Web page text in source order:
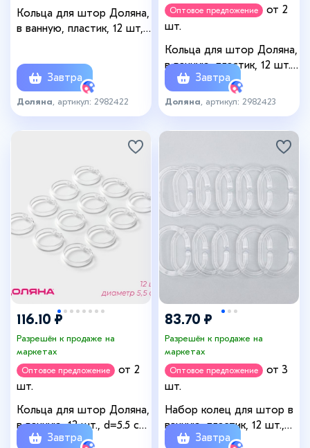
Кольца для штор Доляна,
в ванную, пластик, 12 шт,
Завтра
Доляна , артикул: 2982422
Оптовое предложение
от 2
шт.
Кольца для штор Доляна,
в ванную, пластик, 12 шт.,
5.9×3.9 см, прозрачные
Завтра
Доляна , артикул: 2982423
116.10 ₽
Разрешён к продаже на
маркетах
Оптовое предложение
от 2
шт.
Кольца для штор Доляна,
в ванную, 12 шт., d=5.5 см,
прозрачные
Завтра
83.70 ₽
Разрешён к продаже на
маркетах
Оптовое предложение
от 3
шт.
Набор колец для штор в
ванную, пластик, 12 шт.,
прозрачный
Завтра